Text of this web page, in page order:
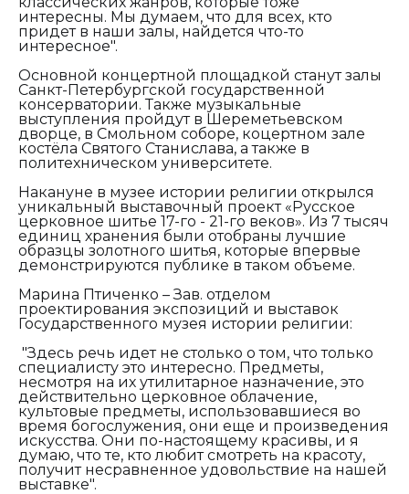
интересны. Мы думаем, что для всех, кто
придет в наши залы, найдется что-то
интересное".
Основной концертной площадкой станут залы
Санкт-Петербургской государственной
консерватории. Также музыкальные
выступления пройдут в Шереметьевском
дворце, в Смольном соборе, коцертном зале
костёла Святого Станислава, а также в
политехническом университете.
Накануне в музее истории религии открылся
уникальный выставочный проект «Русское
церковное шитье 17-го - 21-го веков». Из 7 тысяч
единиц хранения были отобраны лучшие
образцы золотного шитья, которые впервые
демонстрируются публике в таком объеме.
Марина Птиченко – Зав. отделом
проектирования экспозиций и выставок
Государственного музея истории религии:
"Здесь речь идет не столько о том, что только
специалисту это интересно. Предметы,
несмотря на их утилитарное назначение, это
действительно церковное облачение,
культовые предметы, использовавшиеся во
время богослужения, они еще и произведения
искусства. Они по-настоящему красивы, и я
думаю, что те, кто любит смотреть на красоту,
получит несравненное удовольствие на нашей
выставке".